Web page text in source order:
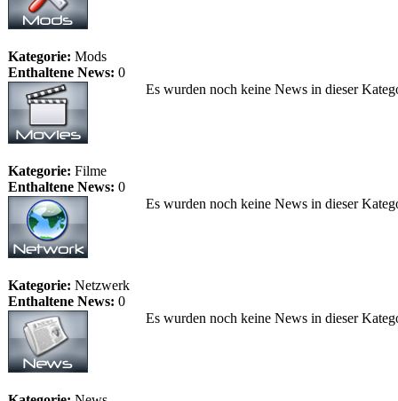
Kategorie: Mods
Enthaltene News: 0
Kategorie: Filme
Enthaltene News: 0
Es wurden noch keine News in dieser
Kategorie: Netzwerk
Enthaltene News: 0
Es wurden noch keine News in dieser
Es wurden noch keine News in dieser